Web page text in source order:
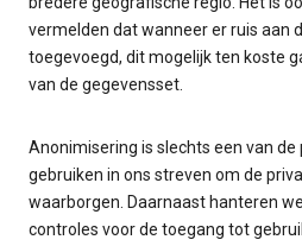
vermelden dat wanneer er ruis aan
toegevoegd, dit mogelijk ten koste
van de gegevensset.
Anonimisering is slechts een van de
gebruiken in ons streven om de
waarborgen. Daarnaast hanteren
controles voor de toegang tot